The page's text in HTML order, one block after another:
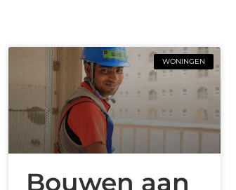
WONINGEN
Bouwen aan